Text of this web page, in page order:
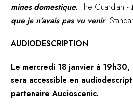
mines domestique.The Guardian -
que je n’avais pas vu venir.
AUDIODESCRIPTION
Le mercredi 18 janvier à
sera accessible en
partenaire Audioscenic.